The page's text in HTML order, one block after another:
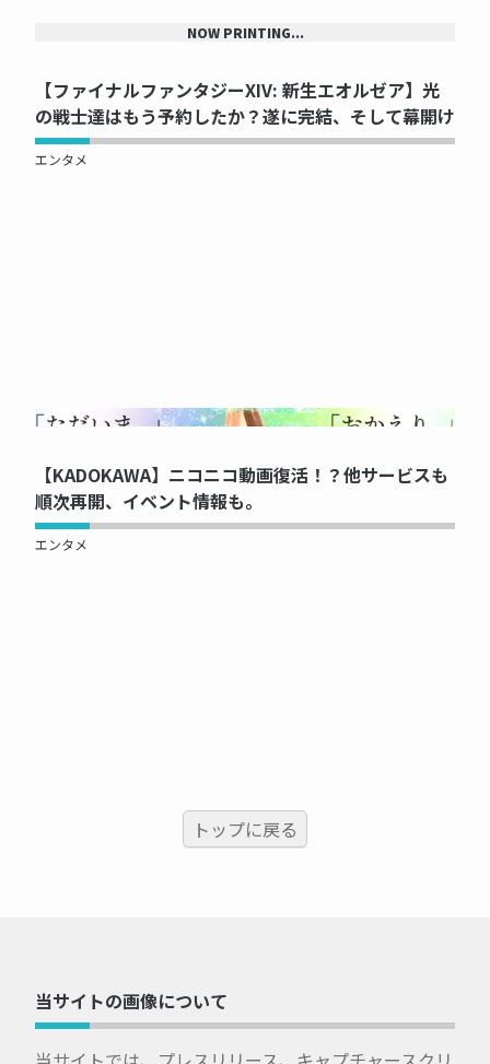
NOW PRINTING...
【ファイナルファンタジーXIV: 新生エオルゼア】光
の戦士達はもう予約したか？遂に完結、そして幕開け
エンタメ
NOW PRINTING...
【KADOKAWA】ニコニコ動画復活！？他サービスも
順次再開、イベント情報も。
エンタメ
トップに戻る
当サイトの画像について